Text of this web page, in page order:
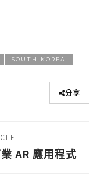
SOUTH KOREA
分享
AR 應用程式